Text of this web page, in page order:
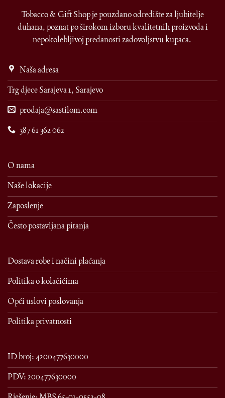
Tobacco & Gift Shop je pouzdano odredište za ljubitelje
duhana, poznat po širokom izboru kvalitetnih proizvoda i
nepokolebljivoj predanosti zadovoljstvu kupaca.
Naša adresa
Trg djece Sarajeva 1, Sarajevo
prodaja@sastilom.com
387 61 362 062
O nama
Naše lokacije
Zaposlenje
Često postavljana pitanja
Dostava robe i načini plaćanja
Politika o kolačićima
Opći uslovi poslovanja
Politika privatnosti
ID broj: 4200477630000
PDV: 200477630000